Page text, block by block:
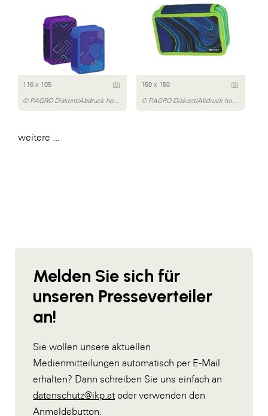
116 x 105
© PAGRO Diskont/Abdruck honorarfrei
150 x 150
© PAGRO Diskont/Abdruck honorarfrei
weitere ...
Melden Sie sich für
unseren Presseverteiler
an!
Sie wollen unsere aktuellen
Medienmitteilungen automatisch per E-Mail
erhalten? Dann schreiben Sie uns einfach an
datenschutz@ikp.at oder verwenden den
Anmeldebutton.